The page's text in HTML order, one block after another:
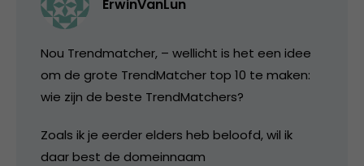
ErwinVanLun
Nou Trendmatcher, – wellicht is het een idee
om de grote TrendMatcher top 10 te maken:
wie zijn de beste TrendMatchers?
Zoals ik je eerder elders heb beloofd, wil ik
daar best de domeinnaam